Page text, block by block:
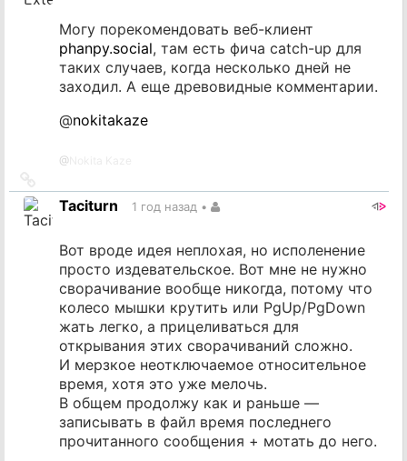
Могу порекомендовать веб-клиент
phanpy.social, там есть фича catch-up для
таких случаев, когда несколько дней не
заходил. А еще древовидные комментарии.
@nokitakaze
@
на
источник
Taciturn 1 год назад •
Вот вроде идея неплохая, но исполенение
просто издевательское. Вот мне не нужно
сворачивание вообще никогда, потому что
колесо мышки крутить или PgUp/PgDown
жать легко, а прицеливаться для
открывания этих сворачиваний сложно.
И мерзкое неотключаемое относительное
время, хотя это уже мелочь.
В общем продолжу как и раньше —
записывать в файл время последнего
прочитанного сообщения + мотать до него.